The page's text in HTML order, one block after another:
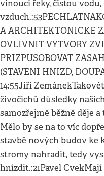
vinoucí řeky, čistou
A ARCHITEKTONICKE
OVLIVNIT VYTVORY
PRIZPUSOBOVAT
(STAVENI HNIZD,
14:55Jiří
živočichů důsledky
samozřejmě běžně děje
Mělo by se na to víc
stavbě nových budov ke
stromy nahradit, tedy
hnízdit.:21Pavel